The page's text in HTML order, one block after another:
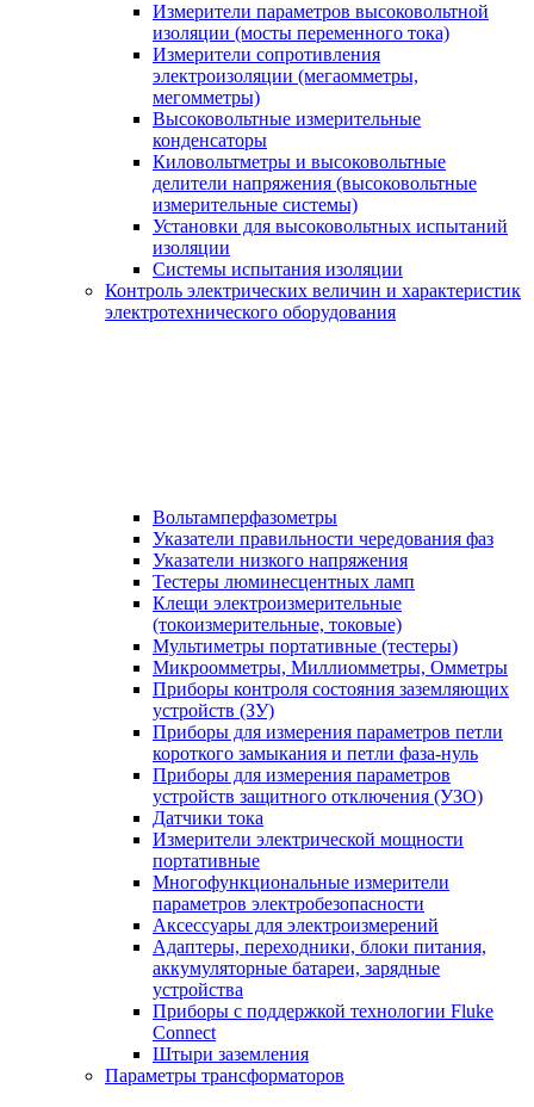
Измерители параметров высоковольтной
изоляции (мосты переменного тока)
Измерители сопротивления
электроизоляции (мегаомметры,
мегомметры)
Высоковольтные измерительные
конденсаторы
Киловольтметры и высоковольтные
делители напряжения (высоковольтные
измерительные системы)
Установки для высоковольтных испытаний
изоляции
Системы испытания изоляции
Контроль электрических величин и характеристик
электротехнического оборудования
Вольтамперфазометры
Указатели правильности чередования фаз
Указатели низкого напряжения
Тестеры люминесцентных ламп
Клещи электроизмерительные
(токоизмерительные, токовые)
Мультиметры портативные (тестеры)
Микроомметры, Миллиомметры, Омметры
Приборы контроля состояния заземляющих
устройств (ЗУ)
Приборы для измерения параметров петли
короткого замыкания и петли фаза-нуль
Приборы для измерения параметров
устройств защитного отключения (УЗО)
Датчики тока
Измерители электрической мощности
портативные
Многофункциональные измерители
параметров электробезопасности
Аксессуары для электроизмерений
Адаптеры, переходники, блоки питания,
аккумуляторные батареи, зарядные
устройства
Приборы с поддержкой технологии Fluke
Connect
Штыри заземления
Параметры трансформаторов